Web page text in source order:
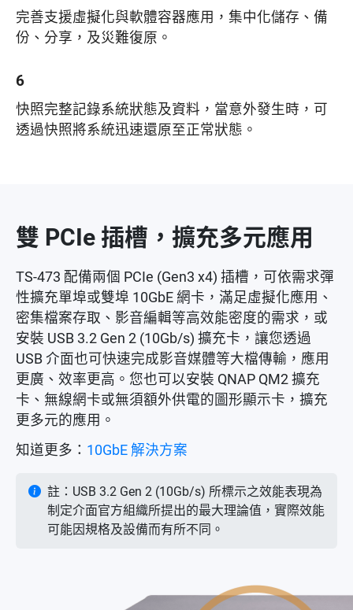
完善支援虛擬化與軟體容器應用，集中化儲存、備
份、分享，及災難復原。
6
快照完整記錄系統狀態及資料，當意外發生時，可
透過快照將系統迅速還原至正常狀態。
雙 PCIe 插槽，擴充多元應用
TS-473 配備兩個 PCIe (Gen3 x4) 插槽，可依需求彈
性擴充單埠或雙埠 10GbE 網卡，滿足虛擬化應用、
密集檔案存取、影音編輯等高效能密度的需求，或
安裝 USB 3.2 Gen 2 (10Gb/s) 擴充卡，讓您透過
USB 介面也可快速完成影音媒體等大檔傳輸，應用
更廣、效率更高。您也可以安裝 QNAP QM2 擴充
卡、無線網卡或無須額外供電的圖形顯示卡，擴充
更多元的應用。
知道更多： 10GbE 解決方案
註：USB 3.2 Gen 2 (10Gb/s) 所標示之效能表現為
制定介面官方組織所提出的最大理論值，實際效能
可能因規格及設備而有所不同。